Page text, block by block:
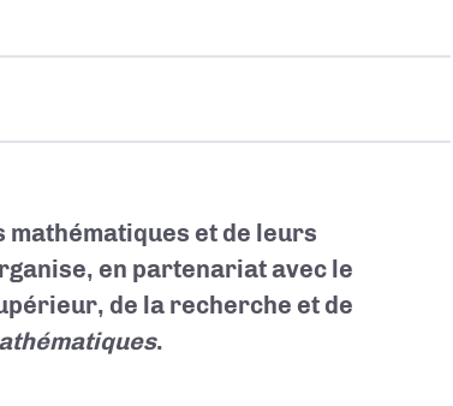
mathématiques et de leurs
en partenariat avec le
de la recherche et de
.